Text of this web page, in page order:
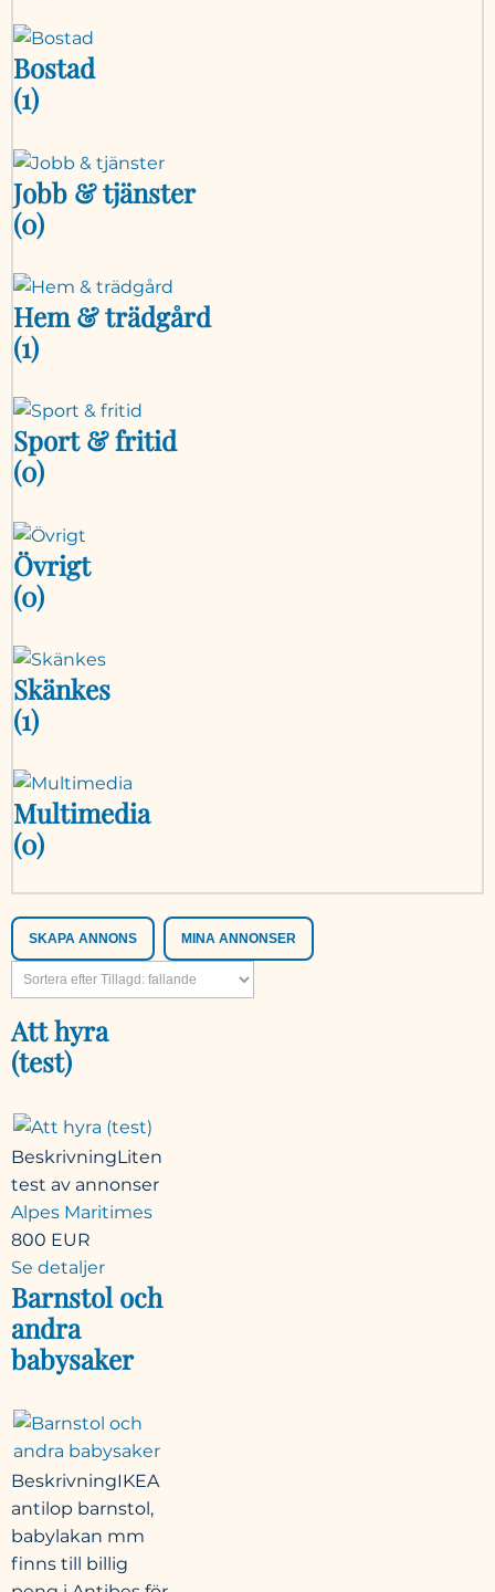
Bostad
(1)
Jobb & tjänster
(0)
Hem & trädgård
(1)
Sport & fritid
(0)
Övrigt
(0)
Skänkes
(1)
Multimedia
(0)
SKAPA ANNONS MINA ANNONSER
Att hyra
(test)
BeskrivningLiten
test av annonser
Alpes Maritimes
800 EUR
Se detaljer
Barnstol och
andra
babysaker
BeskrivningIKEA
antilop barnstol,
babylakan mm
finns till billig